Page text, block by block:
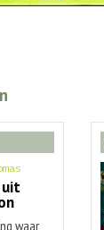
uit
waar